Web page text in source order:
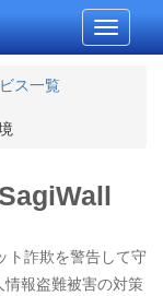
Toggle
ス一覧
ト詐欺を警告して守
情報盗難被害の対策